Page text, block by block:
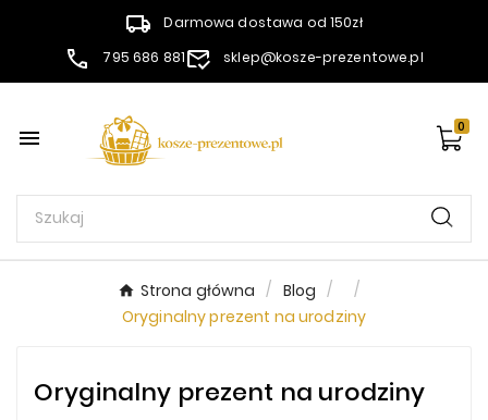
Darmowa dostawa od 150zł
795 686 881
sklep@kosze-prezentowe.pl
 0
Strona główna
Blog
Oryginalny prezent na urodziny
Oryginalny prezent na urodziny